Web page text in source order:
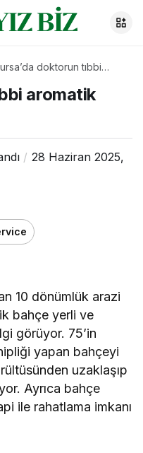
doktorun tıbbi
aromatik
28 Haziran 2025,
10 dönümlük arazi
bahçe yerli ve
görüyor. 75’in
yapan bahçeyi
uzaklaşıp
Ayrıca bahçe
ile rahatlama imkanı